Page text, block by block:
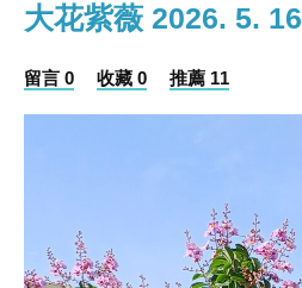
大花紫薇 2026. 5. 16
留言 0 收藏 0 推薦 11